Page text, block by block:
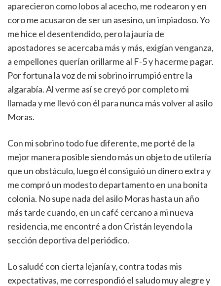
aparecieron como lobos al acecho, me rodearon y en
coro me acusaron de ser un asesino, un impiadoso. Yo
me hice el desentendido, pero la jauría de
apostadores se acercaba más y más, exigían venganza,
a empellones querían orillarme al F-5 y hacerme pagar.
Por fortuna la voz de mi sobrino irrumpió entre la
algarabía. Al verme así se creyó por completo mi
llamada y me llevó con él para nunca más volver al asilo
Moras.
Con mi sobrino todo fue diferente, me porté de la
mejor manera posible siendo más un objeto de utilería
que un obstáculo, luego él consiguió un dinero extra y
me compró un modesto departamento en una bonita
colonia. No supe nada del asilo Moras hasta un año
más tarde cuando, en un café cercano a mi nueva
residencia, me encontré a don Cristán leyendo la
sección deportiva del periódico.
Lo saludé con cierta lejanía y, contra todas mis
expectativas, me correspondió el saludo muy alegre y